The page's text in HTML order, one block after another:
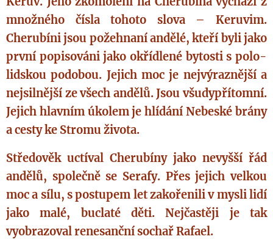
množného čísla tohoto slova – Keruvim.
Cherubíni jsou požehnaní andělé, kteří byli jako
první popisováni jako okřídlené bytosti s polo-
lidskou podobou. Jejich moc je nejvýraznější a
nejsilnější ze všech andělů. Jsou všudypřítomní.
Jejich hlavním úkolem je hlídání Nebeské brány
a cesty ke Stromu života.
Středověk uctíval Cherubíny jako nevyšší řád
andělů, společně se Serafy. Přes jejich velkou
moc a sílu, s postupem let zakořenili v mysli lidí
jako malé, buclaté děti. Nejčastěji je tak
vyobrazoval renesanční sochař Rafael.